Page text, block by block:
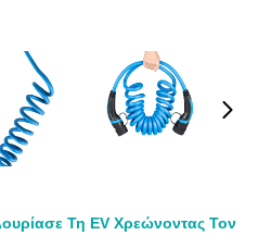
Τη EV Χρεώνοντας Τον